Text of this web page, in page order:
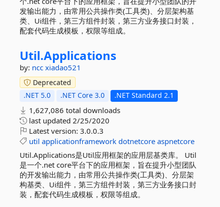
发输出能力，由常用公共操作类(工具类)、分层架构基
类、Ui组件，第三方组件封装，第三方业务接口封装，
配套代码生成模板，权限等组成。
Util.Applications
by: ncc xiadao521
Deprecated
.NET 5.0
.NET Core 3.0 .NET Standard 2.1
1,627,086 total downloads
last updated 2/25/2020
Latest version: 3.0.0.3
util applicationframework dotnetcore aspnetcore
Util.Applications是Util应用框架的应用层基类库。 Util
是一个.net core平台下的应用框架，旨在提升小型团队
的开发输出能力，由常用公共操作类(工具类)、分层架
构基类、Ui组件，第三方组件封装，第三方业务接口封
装，配套代码生成模板，权限等组成。